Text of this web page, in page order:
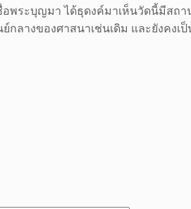
พระบุญมา ได้ธุดงค์มาเห็นวัดนี้มีส
ลางของศาสนาเช่นเดิม และยังคงเ